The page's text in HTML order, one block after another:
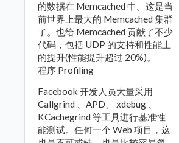
的数据在 Memcached 中。这是当
前世界上最大的 Memcached 集群
了。也给 Memcached 贡献了不少
代码，包括 UDP 的支持和性能上
的提升(性能提升超过 20%)。
程序 Profiling
Facebook 开发人员大量采用
Callgrind 、APD、 xdebug 、
KCachegrind 等工具进行基准性
能测试。任何一个 Web 项目，这